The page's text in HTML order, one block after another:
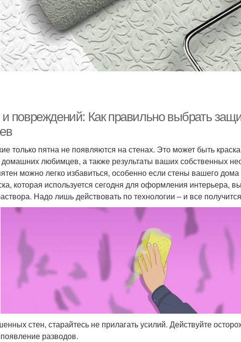
повреждений: Как правильно выбрать
только пятна не появляются на стенах. Это может быть
домашних любимцев, а также результаты ваших собственных
можно легко избавиться, особенно если стены вашего
которая используется сегодня для оформления интерьера,
Надо лишь действовать по технологии – и все
стен, старайтесь не прилагать усилий. Действуйте
разводов.